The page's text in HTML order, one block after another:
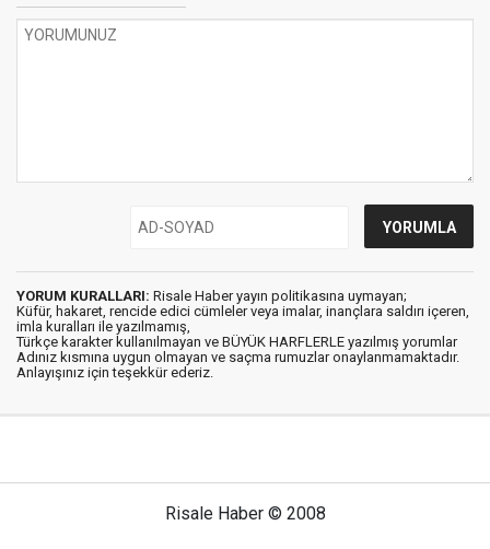
YORUM KURALLARI: Risale Haber yayın politikasına uymayan;
Küfür, hakaret, rencide edici cümleler veya imalar, inançlara saldırı içeren,
imla kuralları ile yazılmamış,
Türkçe karakter kullanılmayan ve BÜYÜK HARFLERLE yazılmış yorumlar
Adınız kısmına uygun olmayan ve saçma rumuzlar onaylanmamaktadır.
Anlayışınız için teşekkür ederiz.
Risale Haber © 2008